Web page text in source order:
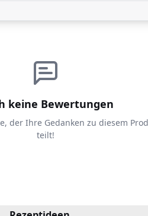
keine Bewertungen
der Ihre Gedanken zu diesem
teilt!